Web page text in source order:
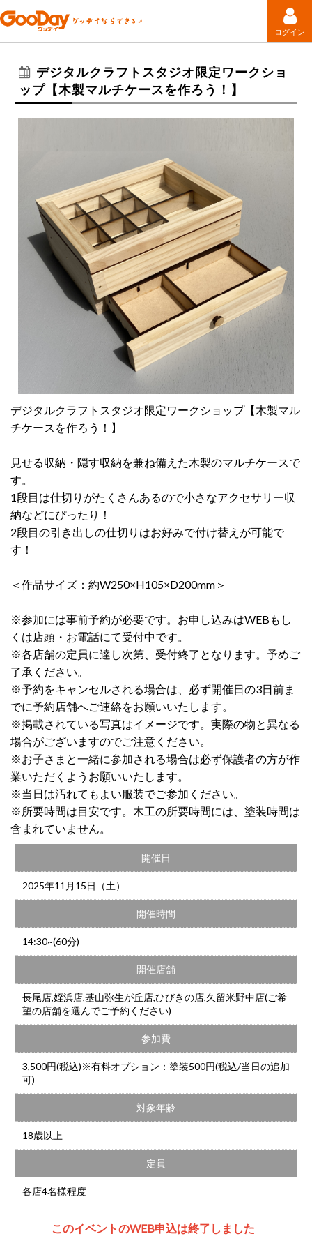
ログイン
デジタルクラフトスタジオ限定ワークショ
ップ【木製マルチケースを作ろう！】
デジタルクラフトスタジオ限定ワークショップ【木製マル
チケースを作ろう！】
見せる収納・隠す収納を兼ね備えた木製のマルチケースで
す。
1段目は仕切りがたくさんあるので小さなアクセサリー収
納などにぴったり！
2段目の引き出しの仕切りはお好みで付け替えが可能で
す！
＜作品サイズ：約W250×H105×D200mm＞
※参加には事前予約が必要です。お申し込みはWEBもし
くは店頭・お電話にて受付中です。
※各店舗の定員に達し次第、受付終了となります。予めご
了承ください。
※予約をキャンセルされる場合は、必ず開催日の3日前ま
でに予約店舗へご連絡をお願いいたします。
※掲載されている写真はイメージです。実際の物と異なる
場合がございますのでご注意ください。
※お子さまと一緒に参加される場合は必ず保護者の方が作
業いただくようお願いいたします。
※当日は汚れてもよい服装でご参加ください。
※所要時間は目安です。木工の所要時間には、塗装時間は
含まれていません。
開催日
2025年11月15日（土）
開催時間
14:30~(60分)
開催店舗
長尾店,姪浜店,基山弥生が丘店,ひびきの店,久留米野中店(ご希
望の店舗を選んでご予約ください)
参加費
3,500円(税込)※有料オプション：塗装500円(税込/当日の追加
可)
対象年齢
18歳以上
定員
各店4名様程度
このイベントのWEB申込は終了しました